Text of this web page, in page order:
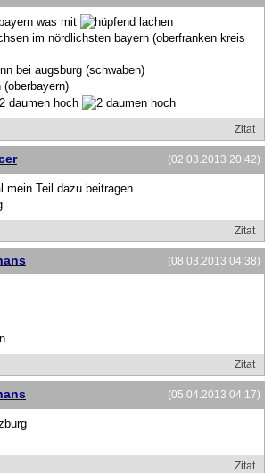
was mit
im nördlichsten bayern (oberfranken kreis
bei augsburg (schwaben)
Zitat
(02.03.2013 20:42)
mein Teil dazu beitragen.
Zitat
(08.03.2013 04:38)
Zitat
(05.04.2013 04:17)
Zitat